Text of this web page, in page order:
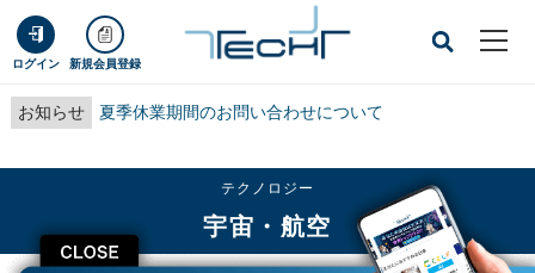
ログイン 新規会員登録
お知らせ 夏季休業期間のお問い合わせについて
CLOSE
テクノロジー
宇宙・航空